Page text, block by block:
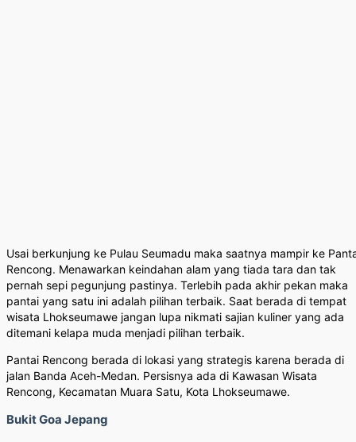
Usai berkunjung ke Pulau Seumadu maka saatnya mampir ke
Rencong. Menawarkan keindahan alam yang tiada tara dan tak
pernah sepi pegunjung pastinya. Terlebih pada akhir pekan maka
pantai yang satu ini adalah pilihan terbaik. Saat berada di tempat
wisata Lhokseumawe jangan lupa nikmati sajian kuliner yang ada
ditemani kelapa muda menjadi pilihan terbaik.
Pantai Rencong berada di lokasi yang strategis karena berada di
jalan Banda Aceh-Medan. Persisnya ada di Kawasan Wisata
Rencong, Kecamatan Muara Satu, Kota Lhokseumawe.
Bukit Goa Jepang